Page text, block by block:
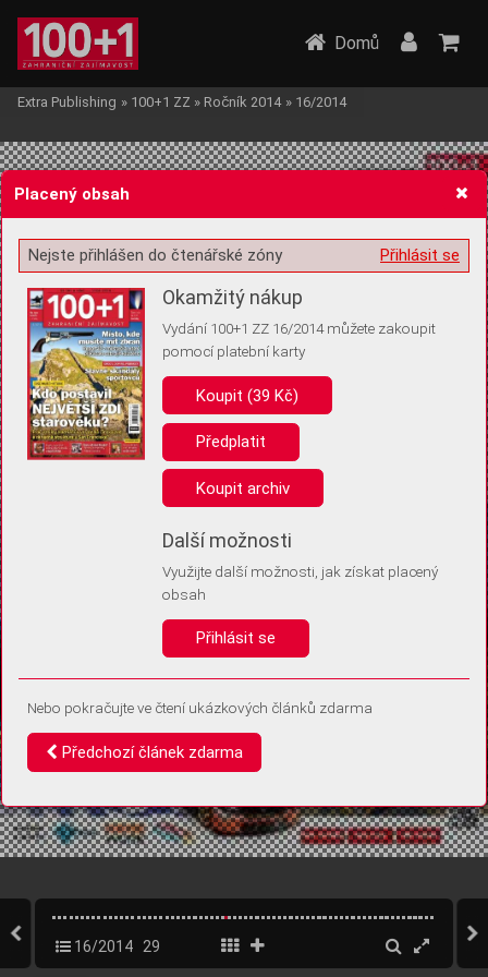
Žádost o souhlas s ukládáním volitelných informací
Pro základní fungování webu nepotřebujeme ukládat žádné informace
(tzv. cookies apod.). Rádi bychom vás ale požádali o souhlas s
uložením volitelných informací:
Anonymní unikátní ID
Díky němu příště poznáme, že se jedná o stejné zařízení, a
Identifikátor je zcela anonymní.
Vaše souhlasy a odmítnutí si ukládáme do vašeho zařízení, abychom se
vás už příště znovu neptali. Můžete je kdykoli později upravit ve Správě
Domů
Extra Publishing » 100+1 ZZ » Ročník 2014 » 16/2014
16/2014 29
Placený obsah
Přihlásit se
Nejste přihlášen do čtenářské zóny
Okamžitý nákup
Vydání 100+1 ZZ 16/2014 můžete zakoupit
pomocí platební karty
Koupit (39 Kč)
Předplatit
Koupit archiv
Další možnosti
Využijte další možnosti, jak získat placený
obsah
Přihlásit se
Nebo pokračujte ve čtení ukázkových článků zdarma
Předchozí článek zdarma